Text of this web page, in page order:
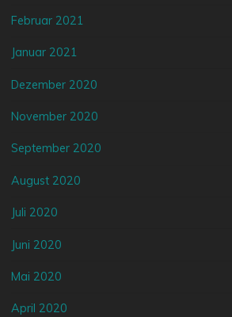
Februar 2021
Januar 2021
Dezember 2020
November 2020
September 2020
August 2020
Juli 2020
Juni 2020
Mai 2020
April 2020